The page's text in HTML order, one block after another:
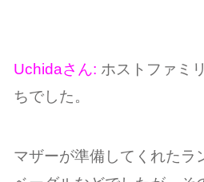
Uchidaさん: ホストファミ
ちでした。
マザーが準備してくれたラ